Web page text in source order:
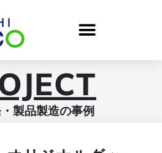
製品製造の事例